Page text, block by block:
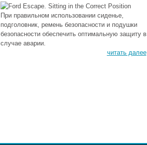
При правильном использовании сиденье,
подголовник, ремень безопасности и подушки
безопасности обеспечить оптимальную защиту в
случае аварии.
читать далее